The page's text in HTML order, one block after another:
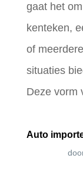
gaat het
kenteken,
of
situaties
Deze vorm
Auto